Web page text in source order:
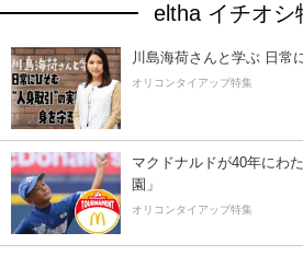
eltha イチオシ
川島海荷さんと学ぶ 日常
オリコンタイアップ特集
マクドナルドが40年にわ
園」
オリコンタイアップ特集